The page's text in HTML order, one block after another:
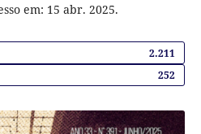
em: 15 abr. 2025.
2.211
252